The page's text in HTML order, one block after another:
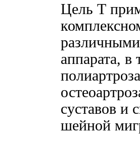
Цель Т
аппарата, в
суставов и
шейной